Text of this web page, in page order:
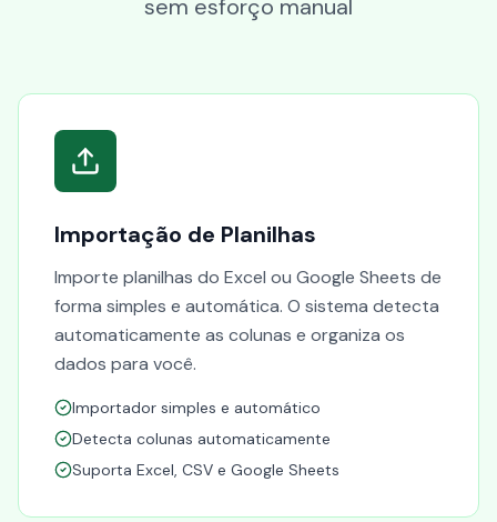
sem esforço manual
Importação de Planilhas
Importe planilhas do Excel ou Google Sheets de
forma simples e automática. O sistema detecta
automaticamente as colunas e organiza os
dados para você.
Importador simples e automático
Detecta colunas automaticamente
Suporta Excel, CSV e Google Sheets